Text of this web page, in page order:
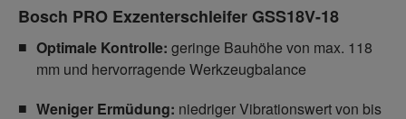
Bosch PRO Exzenterschleifer GSS18V-18
Optimale Kontrolle: geringe Bauhöhe von max. 118
mm und hervorragende Werkzeugbalance
Weniger Ermüdung: niedriger Vibrationswert von bis